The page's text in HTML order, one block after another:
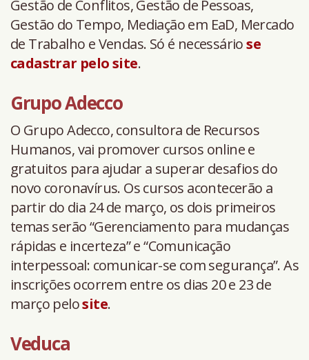
Gestão de Conflitos, Gestão de Pessoas,
Gestão do Tempo, Mediação em EaD, Mercado
de Trabalho e Vendas. Só é necessáriose
cadastrar pelo site.
Grupo Adecco
O Grupo Adecco, consultora de Recursos
Humanos, vai promover cursos online e
gratuitos para ajudar a superar desafios do
novo coronavírus. Os cursos acontecerão a
partir do dia 24 de março, os dois primeiros
temas serão “Gerenciamento para mudanças
rápidas e incerteza” e “Comunicação
interpessoal: comunicar-se com segurança”. As
inscrições ocorrem entre os dias 20 e 23 de
março pelosite.
Veduca